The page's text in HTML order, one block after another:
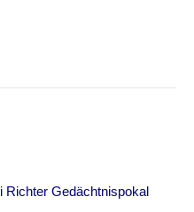
Richter Gedächtnispokal